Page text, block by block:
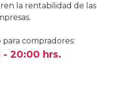
la rentabilidad de las
para compradores:
- 20:00 hrs.